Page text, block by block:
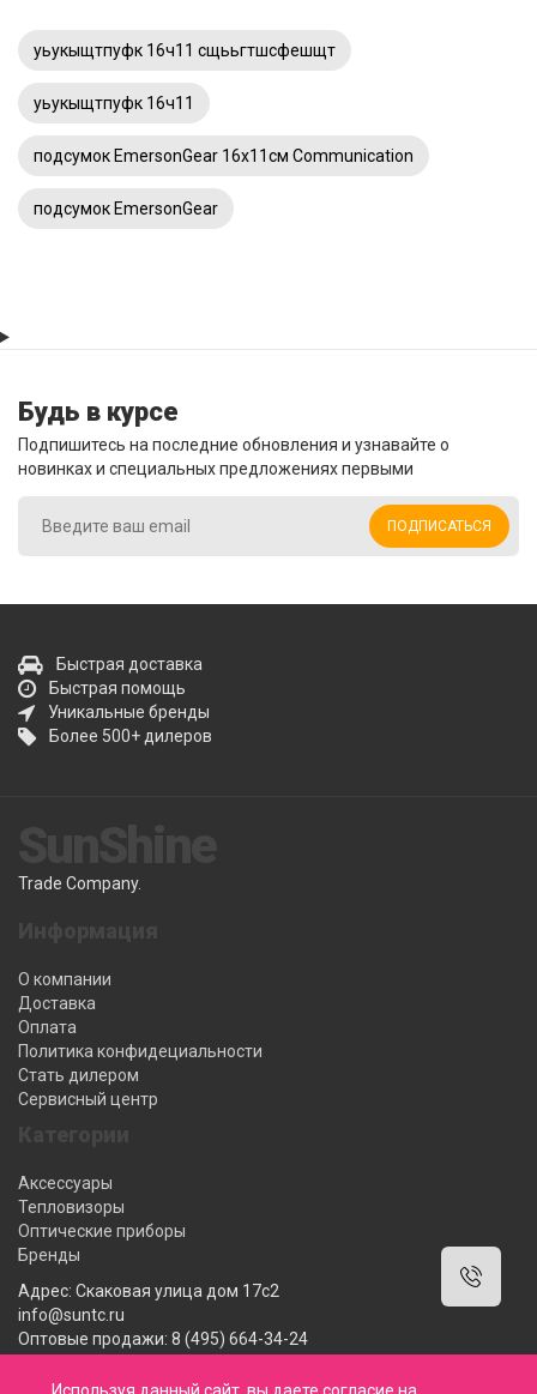
уьукыщтпуфк 16ч11 сщььгтшсфешщт
уьукыщтпуфк 16ч11
подсумок EmersonGear 16x11см Communication
подсумок EmersonGear
Будь в курсе
Подпишитесь на последние обновления и узнавайте о
новинках и специальных предложениях первыми
ПОДПИСАТЬСЯ
Быстрая доставка
Быстрая помощь
Уникальные бренды
Более 500+ дилеров
Trade Company.
О компании
Доставка
Оплата
Политика конфидециальности
Стать дилером
Сервисный центр
Аксессуары
Тепловизоры
Оптические приборы
Бренды
Адрес: Скаковая улица дом 17с2
info@suntc.ru
Оптовые продажи: 8 (495) 664-34-24
Мы работаем: 10:00-18:00 ПН-ПТ